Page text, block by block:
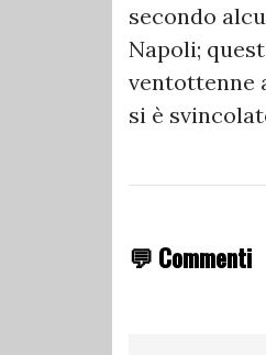
secondo
Napoli;
ventottenne
si è
💬 Commenti